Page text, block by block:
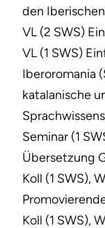
den
VL (2 SWS)
VL (1 SWS)
Iberoromania
katalanische
Seminar (1
Übersetzung
Koll (1 SWS),
Koll (1 SWS),